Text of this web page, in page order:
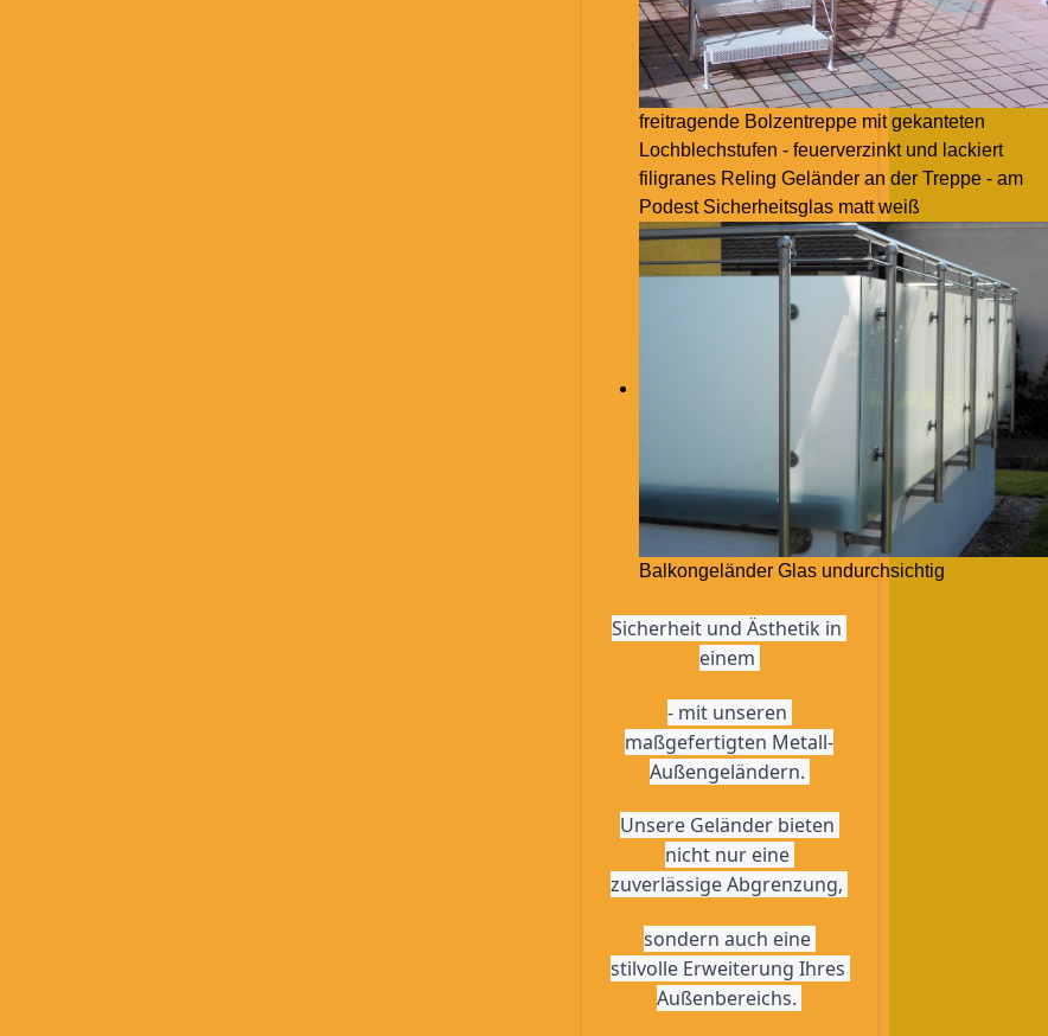
freitragende Bolzentreppe mit gekanteten
Lochblechstufen - feuerverzinkt und lackiert
filigranes Reling Geländer an der Treppe - am
Podest Sicherheitsglas matt weiß
Balkongeländer Glas undurchsichtig
Sicherheit und Ästhetik in
einem
- mit unseren
maßgefertigten Metall-
Außengeländern.
Unsere Geländer bieten
nicht nur eine
zuverlässige Abgrenzung,
sondern auch eine
stilvolle Erweiterung Ihres
Außenbereichs.